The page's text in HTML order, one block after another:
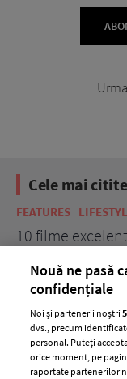
Cele mai citite
FEATURES
10 filme
Nouă ne pasă
confidențiale
Noi și partenerii noștri
dvs., precum
personal. Puteți
orice moment, pe
raportate partenerilor